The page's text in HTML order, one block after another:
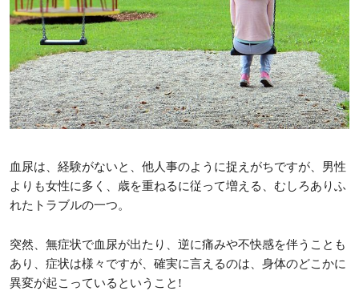
血尿は、経験がないと、他人事のように捉えがちですが、男性
よりも女性に多く、歳を重ねるに従って増える、むしろありふ
れたトラブルの一つ。
突然、無症状で血尿が出たり、逆に痛みや不快感を伴うことも
あり、症状は様々ですが、確実に言えるのは、身体のどこかに
異変が起こっているということ!